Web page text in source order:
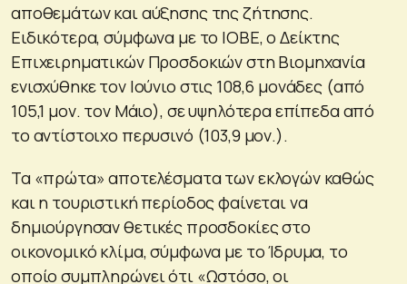
αποθεμάτων και αύξησης της ζήτησης.
Ειδικότερα, σύμφωνα με το ΙΟΒΕ, ο Δείκτης
Επιχειρηματικών Προσδοκιών στη Βιομηχανία
ενισχύθηκε τον Ιούνιο στις 108,6 μονάδες (από
105,1 μον. τον Μάιο), σε υψηλότερα επίπεδα από
το αντίστοιχο περυσινό (103,9 μον.).
Τα «πρώτα» αποτελέσματα των εκλογών καθώς
και η τουριστική περίοδος φαίνεται να
δημιούργησαν θετικές προσδοκίες στο
οικονομικό κλίμα, σύμφωνα με το Ίδρυμα, το
οποίο συμπληρώνει ότι «Ωστόσο, οι